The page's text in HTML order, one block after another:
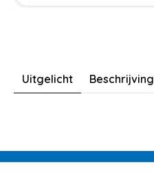
Uitgelicht Beschrijving